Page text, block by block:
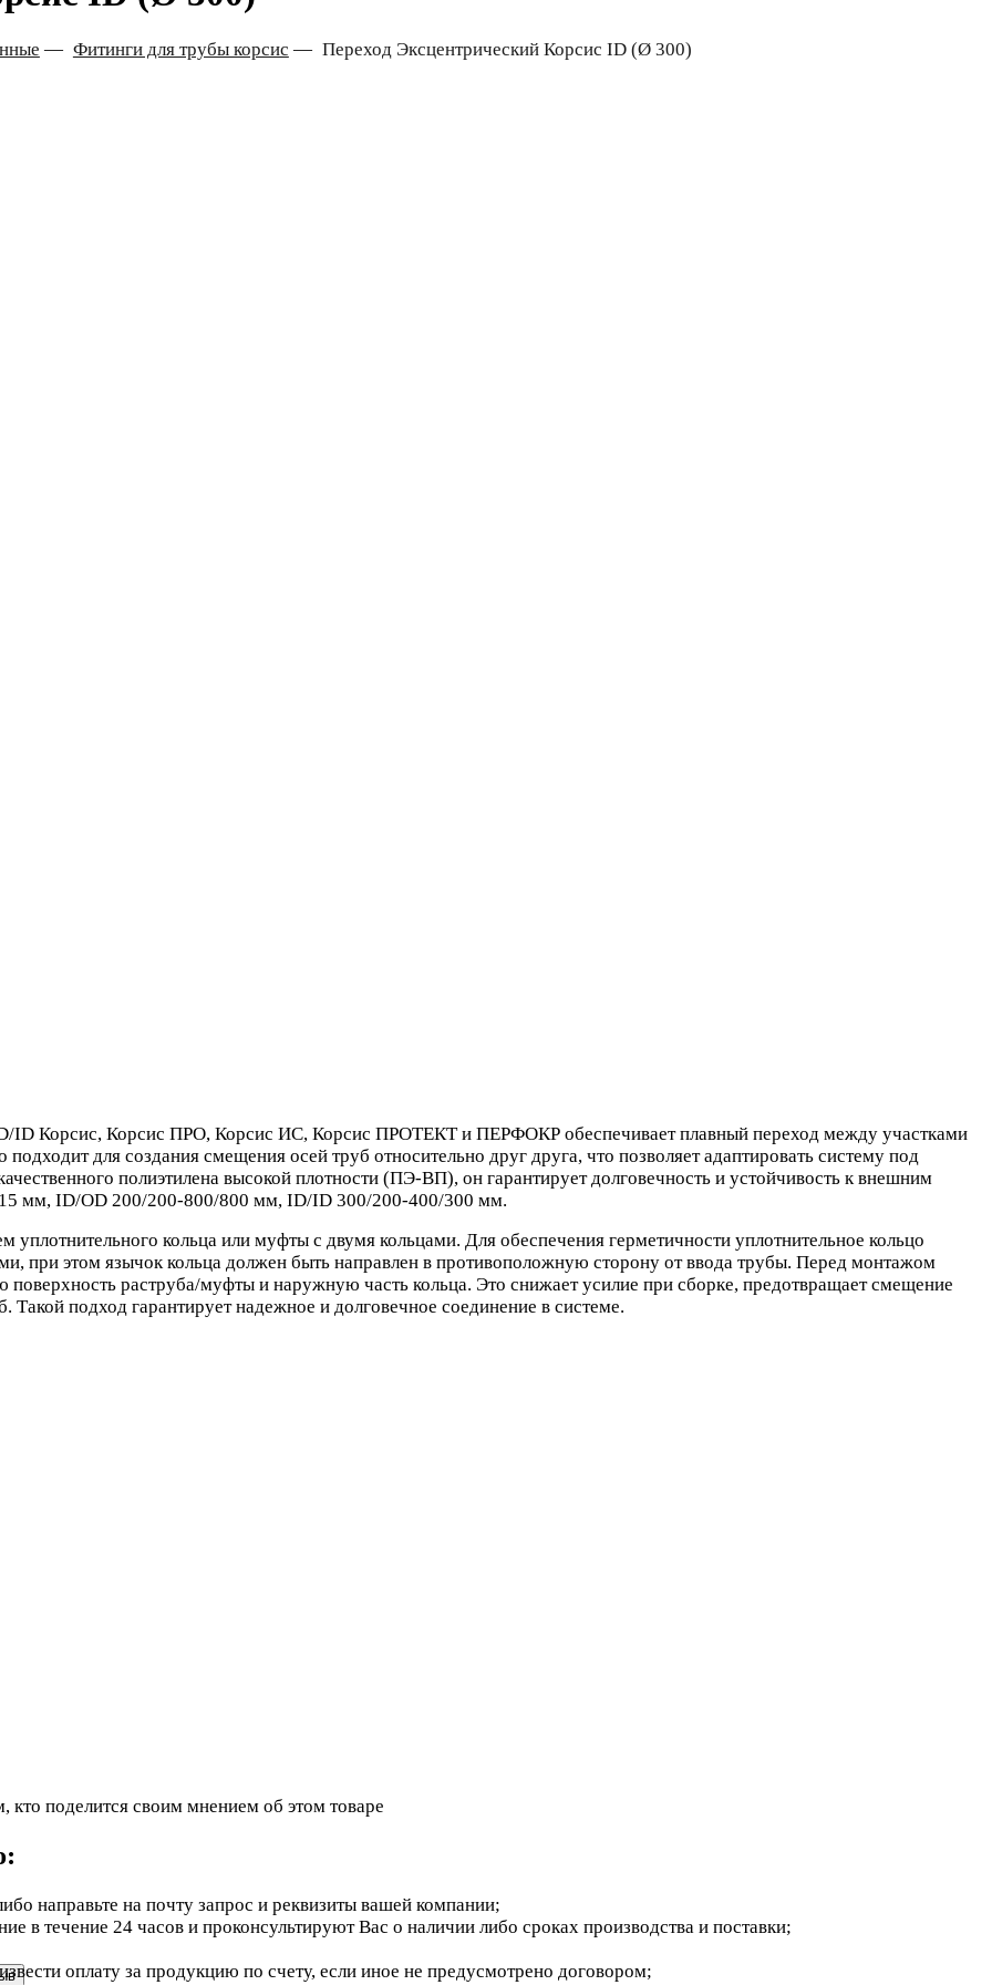
— Фитинги для трубы корсис — Переход Эксцентрический Корсис ID (Ø 300)
ID Корсис, Корсис ПРО, Корсис ИС, Корсис ПРОТЕКТ и ПЕРФОКР обеспечивает плавный переход между участками
для создания смещения осей труб относительно друг друга, что позволяет адаптировать систему под
полиэтилена высокой плотности (ПЭ-ВП), он гарантирует долговечность и устойчивость к внешним
мм, ID/OD 200/200-800/800 мм, ID/ID 300/200-400/300 мм.
уплотнительного кольца или муфты с двумя кольцами. Для обеспечения герметичности уплотнительное кольцо
при этом язычок кольца должен быть направлен в противоположную сторону от ввода трубы. Перед монтажом
раструба/муфты и наружную часть кольца. Это снижает усилие при сборке, предотвращает смещение
Такой подход гарантирует надежное и долговечное соединение в системе.
поделится своим мнением об этом товаре
направьте на почту запрос и реквизиты вашей компании;
в течение 24 часов и проконсультируют Вас о наличии либо сроках производства и поставки;
оплату за продукцию по счету, если иное не предусмотрено договором;